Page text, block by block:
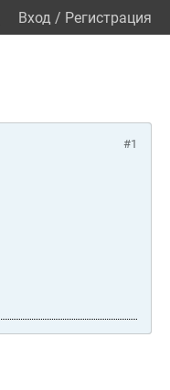
Вход / Регистрация
#1